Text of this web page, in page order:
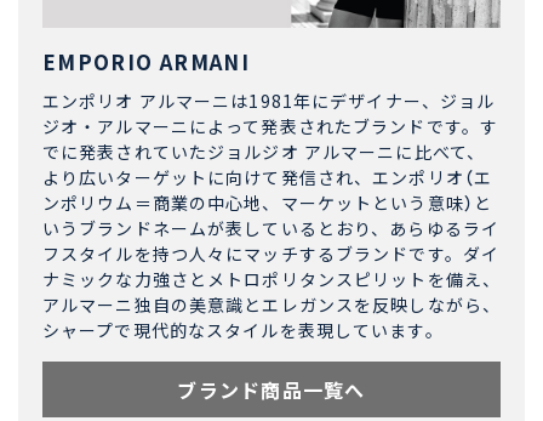
EMPORIO ARMANI
エンポリオ アルマーニは1981年にデザイナー、ジョル
ジオ・アルマーニによって発表されたブランドです。す
でに発表されていたジョルジオ アルマーニに比べて、
より広いターゲットに向けて発信され、エンポリオ（エ
ンポリウム＝商業の中心地、マーケットという意味）と
いうブランドネームが表しているとおり、あらゆるライ
フスタイルを持つ人々にマッチするブランドです。ダイ
ナミックな力強さとメトロポリタンスピリットを備え、
アルマーニ独自の美意識とエレガンスを反映しながら、
シャープで現代的なスタイルを表現しています。
ブランド商品一覧へ